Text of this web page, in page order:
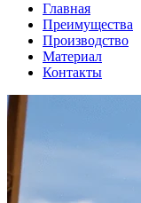
Главная
Преимущества
Производство
Материал
Контакты